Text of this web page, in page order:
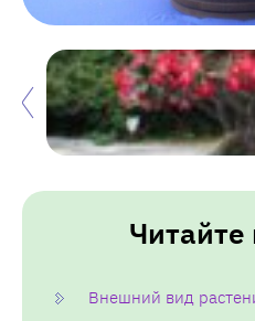
Читайте
Внешний вид